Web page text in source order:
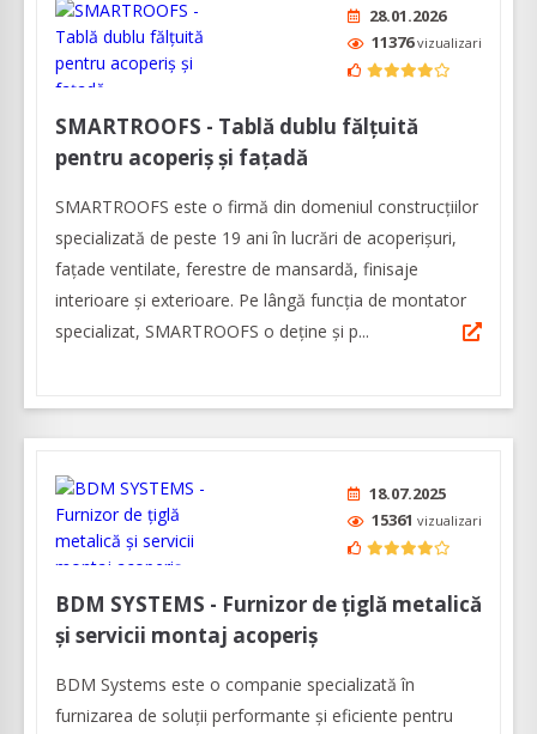
28.01.2026
11376vizualizari
SMARTROOFS - Tablă dublu fălțuită
pentru acoperiș și fațadă
SMARTROOFS este o firmă din domeniul construcţiilor
specializată de peste 19 ani în lucrări de acoperişuri,
faţade ventilate, ferestre de mansardă, finisaje
interioare şi exterioare. Pe lângă funcția de montator
specializat, SMARTROOFS o deține și p...
18.07.2025
15361 vizualizari
BDM SYSTEMS - Furnizor de țiglă metalică
și servicii montaj acoperiș
BDM Systems este o companie specializată în
furnizarea de soluții performante și eficiente pentru